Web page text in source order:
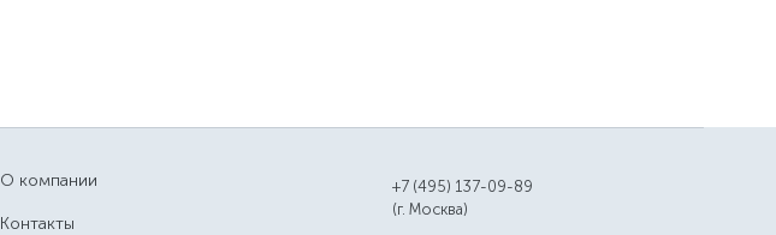
О компании
Контакты
+7 (495) 137-09-89
(г. Москва)